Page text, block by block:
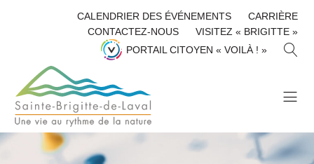
CALENDRIER DES ÉVÉNEMENTS
CARRIÈRE
CONTACTEZ-NOUS
VISITEZ « BRIGITTE »
PORTAIL CITOYEN « VOILÀ ! »
H
C
H